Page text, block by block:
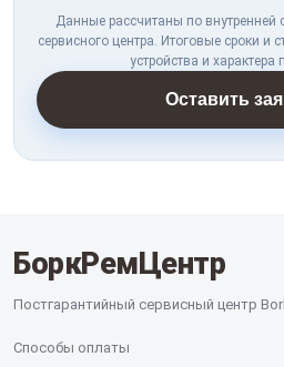
Данные рассчитаны по внутренней
сервисного центра. Итоговые сроки и
устройства и характера
Оставить
БоркРемЦентр
Постгарантийный сервисный центр
Способы оплаты